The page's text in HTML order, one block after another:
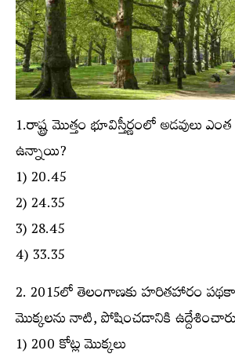
1.రాష్ట్ర మొత్తం భూవిస్తీర్ణంలో అడవులు
ఉన్నాయి?
1) 20.45
2) 24.35
3) 28.45
4) 33.35
2. 2015లో తెలంగాణకు హరితహారం
మొక్కలను నాటి, పోషించడానికి
1) 200 కోట్ల మొక్కలు